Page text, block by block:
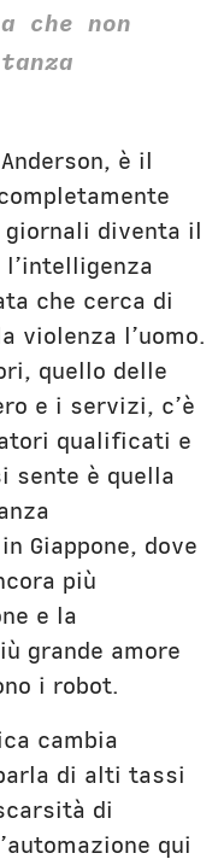
che non
è il
diventa il
che cerca di
violenza l’uomo.
quello delle
e i servizi, c’è
qualificati e
sente è quella
Giappone, dove
più
e la
grande amore
i robot.
cambia
di alti tassi
di
qui